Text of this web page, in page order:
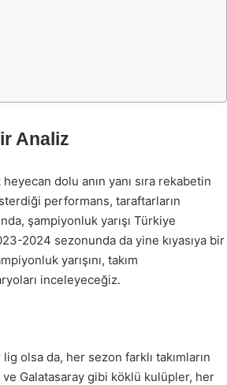
Analiz
dolu anın yanı sıra rekabetin
performans, taraftarların
şampiyonluk yarışı Türkiye
2024 sezonunda da yine kıyasıya bir
yarışını, takım
inceleyeceğiz.
olsa da, her sezon farklı takımların
ve Galatasaray gibi köklü kulüpler, her